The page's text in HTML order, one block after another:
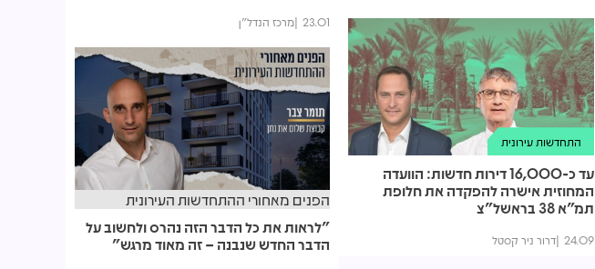
התחדשות עירונית
עד כ-16,000 דירות חדשות: הוועדה
המחוזית אישרה להפקדה את חלופת
תמ"א 38 בראשל"צ
24.09 דרור ניר קסטל
23.01 מרכז הנדל"ן
הפנים מאחורי ההתחדשות העירונית
"לראות את כל הדבר הזה נהרס ולחשוב על
הדבר החדש שנבנה – זה מאוד מרגש"